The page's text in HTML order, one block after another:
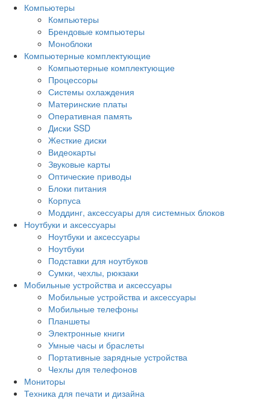
Компьютеры
Компьютеры
Брендовые компьютеры
Моноблоки
Компьютерные комплектующие
Компьютерные комплектующие
Процессоры
Системы охлаждения
Материнские платы
Оперативная память
Диски SSD
Жесткие диски
Видеокарты
Звуковые карты
Оптические приводы
Блоки питания
Корпуса
Моддинг, аксессуары для системных блоков
Ноутбуки и аксессуары
Ноутбуки и аксессуары
Ноутбуки
Подставки для ноутбуков
Сумки, чехлы, рюкзаки
Мобильные устройства и аксессуары
Мобильные устройства и аксессуары
Мобильные телефоны
Планшеты
Электронные книги
Умные часы и браслеты
Портативные зарядные устройства
Чехлы для телефонов
Мониторы
Техника для печати и дизайна